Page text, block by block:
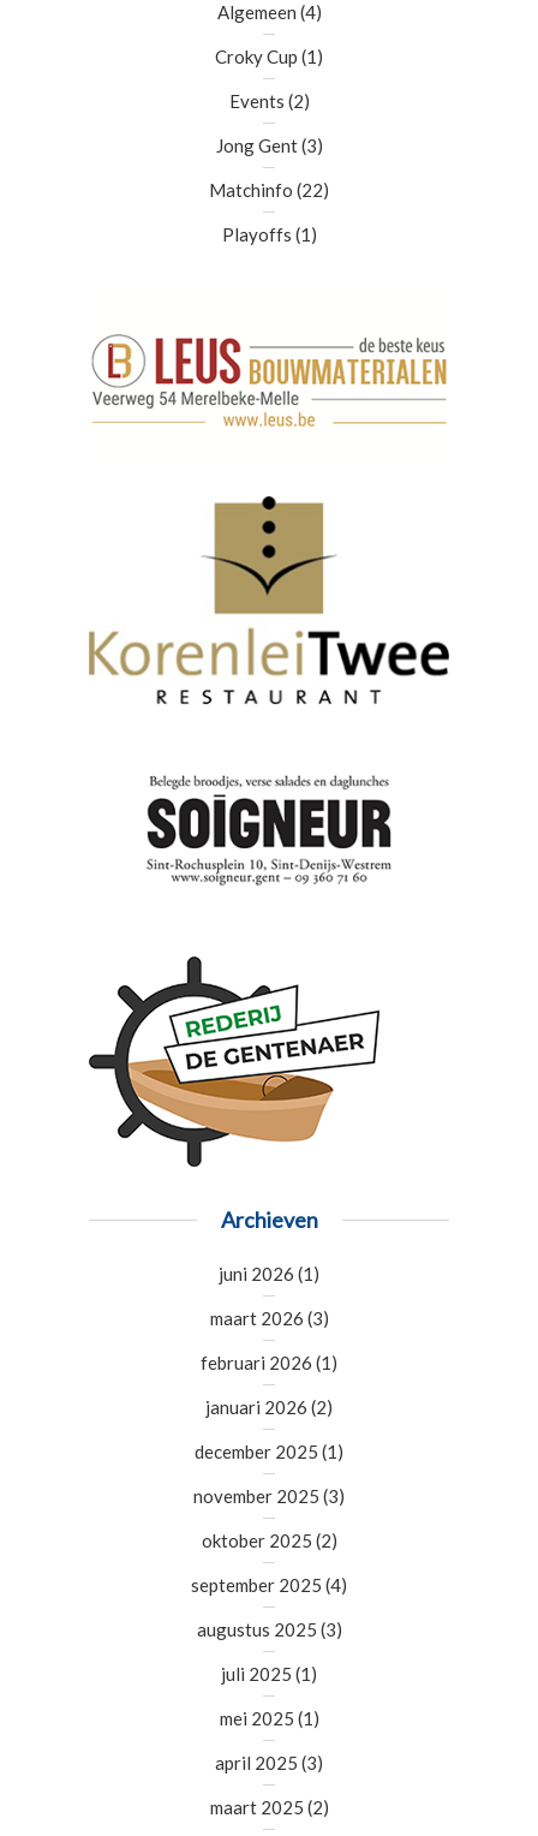
Algemeen (4)
Croky Cup (1)
Events (2)
Jong Gent(3)
Matchinfo (22)
Playoffs (1)
Archieven
juni 2026 (1)
maart 2026 (3)
februari 2026 (1)
januari 2026 (2)
december 2025 (1)
november 2025 (3)
oktober 2025 (2)
september 2025 (4)
augustus 2025 (3)
juli 2025 (1)
mei 2025 (1)
april 2025 (3)
maart 2025 (2)